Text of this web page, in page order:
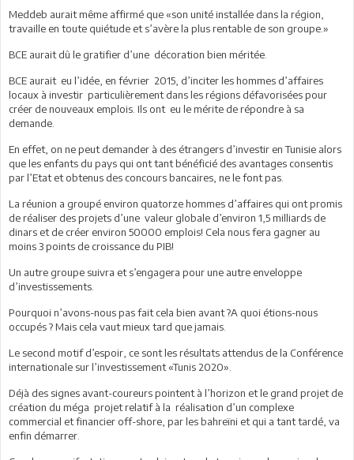
Meddeb aurait même affirmé que «son unité installée dans la région,
travaille en toute quiétude et s’avère la plus rentable de son groupe.»
BCE aurait dû le gratifier d’une décoration bien méritée.
BCE aurait eu l’idée, en février 2015, d’inciter les hommes d’affaires
locaux à investir particulièrement dans les régions défavorisées pour
créer de nouveaux emplois. Ils ont eu le mérite de répondre à sa
demande.
En effet, on ne peut demander à des étrangers d’investir en Tunisie alors
que les enfants du pays qui ont tant bénéficié des avantages consentis
par l’Etat et obtenus des concours bancaires, ne le font pas.
La réunion a groupé environ quatorze hommes d’affaires qui ont promis
de réaliser des projets d’une valeur globale d’environ 1,5 milliards de
dinars et de créer environ 50000 emplois! Cela nous fera gagner au
moins 3 points de croissance du PIB!
Un autre groupe suivra et s’engagera pour une autre enveloppe
d’investissements.
Pourquoi n’avons-nous pas fait cela bien avant ?A quoi étions-nous
occupés ? Mais cela vaut mieux tard que jamais.
Le second motif d’espoir, ce sont les résultats attendus de la Conférence
internationale sur l’investissement «Tunis 2020».
Déjà des signes avant-coureurs pointent à l’horizon et le grand projet de
création du méga projet relatif à la réalisation d’un complexe
commercial et financier off-shore, par les bahreïni et qui a tant tardé, va
enfin démarrer.